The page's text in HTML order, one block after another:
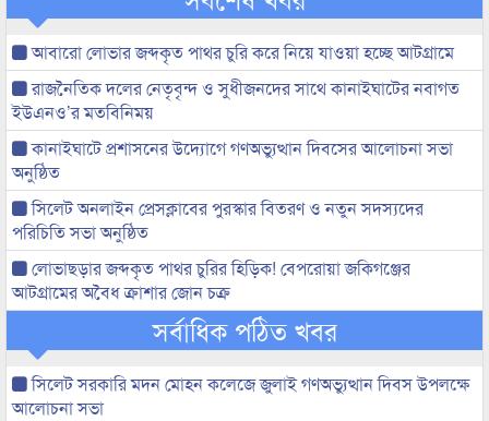
আবারো লোভার জব্দকৃত পাথর চুরি করে নিয়ে যাওয়া হচ্ছে আটগ্রামে
রাজনৈতিক দলের নেতৃবৃন্দ ও সুধীজনদের সাথে কানাইঘাটের নবাগত
ইউএনও’র মতবিনিময়
কানাইঘাটে প্রশাসনের উদ্যোগে গণঅভ্যুত্থান দিবসের আলোচনা সভা
অনুষ্ঠিত
সিলেট অনলাইন প্রেসক্লাবের পুরস্কার বিতরণ ও নতুন সদস্যদের
পরিচিতি সভা অনুষ্ঠিত
লোভাছড়ার জব্দকৃত পাথর চুরির হিড়িক! বেপরোয়া জকিগঞ্জের
আটগ্রামের অবৈধ ক্রাশার জোন চক্র
সর্বাধিক পঠিত খবর
সিলেট সরকারি মদন মোহন কলেজে জুলাই গণঅভ্যুত্থান দিবস উপলক্ষে
আলোচনা সভা